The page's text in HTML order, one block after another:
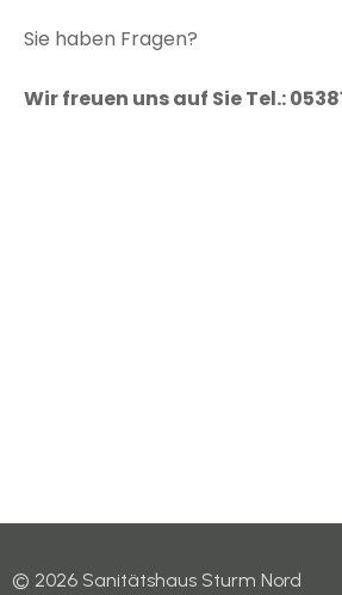
Sie haben Fragen?
Wir freuen uns auf Sie Tel.:
© 2026 Sanitätshaus Sturm Nord